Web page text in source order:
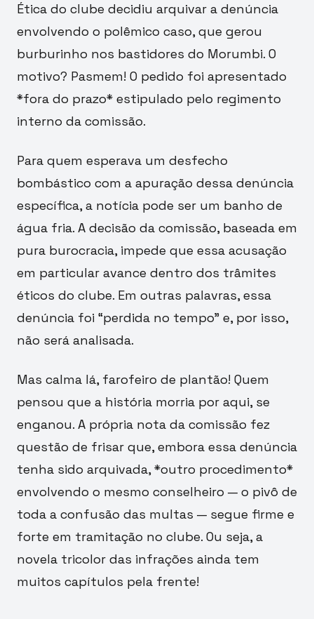
Ética do clube decidiu arquivar a denúncia
envolvendo o polêmico caso, que gerou
burburinho nos bastidores do Morumbi. O
motivo? Pasmem! O pedido foi apresentado
*fora do prazo* estipulado pelo regimento
interno da comissão.
Para quem esperava um desfecho
bombástico com a apuração dessa denúncia
específica, a notícia pode ser um banho de
água fria. A decisão da comissão, baseada em
pura burocracia, impede que essa acusação
em particular avance dentro dos trâmites
éticos do clube. Em outras palavras, essa
denúncia foi “perdida no tempo” e, por isso,
não será analisada.
Mas calma lá, farofeiro de plantão! Quem
pensou que a história morria por aqui, se
enganou. A própria nota da comissão fez
questão de frisar que, embora essa denúncia
tenha sido arquivada, *outro procedimento*
envolvendo o mesmo conselheiro — o pivô de
toda a confusão das multas — segue firme e
forte em tramitação no clube. Ou seja, a
novela tricolor das infrações ainda tem
muitos capítulos pela frente!